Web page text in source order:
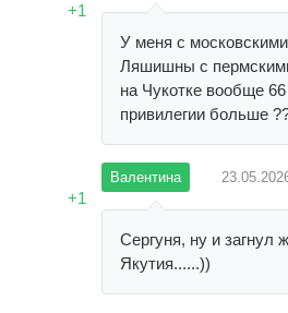
+1
У меня с
Ляшишны с
на Чукотке вообще
привилегии больше
+1
Валентина
Сергуня, ну и загнул
Якутия......))